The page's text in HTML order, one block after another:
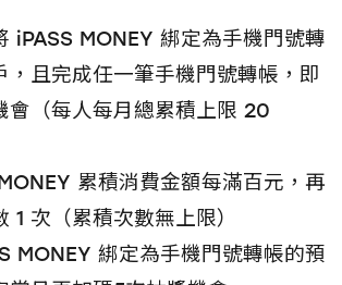
iPASS MONEY 綁定為手機門號轉
，且完成任一筆手機門號轉帳，即
會（每人每月總累積上限 20
累積消費金額每滿百元，再
1 次（累積次數無上限）
MONEY 綁定為手機門號轉帳的預